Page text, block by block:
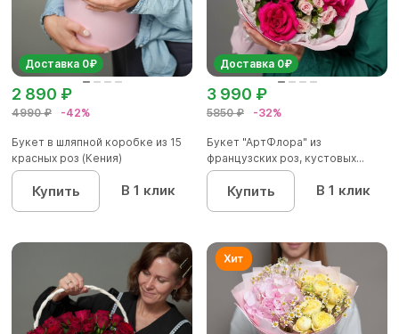
Доставка 0₽
4990 ₽ -42%
2 890 ₽
Букет в шляпной коробке из 15
красных роз (Кения)
Купить В 1 клик
Доставка 0₽
5850 ₽ -32%
3 990 ₽
Букет "АртФлора" из
французских роз, кустовых...
Купить В 1 клик